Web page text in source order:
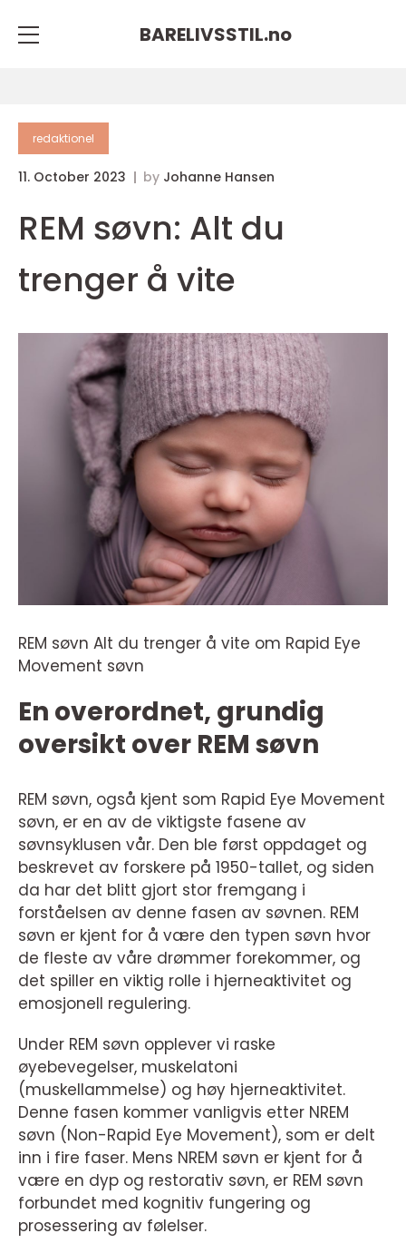
BARELIVSSTIL.no
redaktionel
11. October 2023 by Johanne Hansen
REM søvn: Alt du
trenger å vite
REM søvn Alt du trenger å vite om Rapid Eye
Movement søvn
En overordnet, grundig
oversikt over REM søvn
REM søvn, også kjent som Rapid Eye Movement
søvn, er en av de viktigste fasene av
søvnsyklusen vår. Den ble først oppdaget og
beskrevet av forskere på 1950-tallet, og siden
da har det blitt gjort stor fremgang i
forståelsen av denne fasen av søvnen. REM
søvn er kjent for å være den typen søvn hvor
de fleste av våre drømmer forekommer, og
det spiller en viktig rolle i hjerneaktivitet og
emosjonell regulering.
Under REM søvn opplever vi raske
øyebevegelser, muskelatoni
(muskellammelse) og høy hjerneaktivitet.
Denne fasen kommer vanligvis etter NREM
søvn (Non-Rapid Eye Movement), som er delt
inn i fire faser. Mens NREM søvn er kjent for å
være en dyp og restorativ søvn, er REM søvn
forbundet med kognitiv fungering og
prosessering av følelser.